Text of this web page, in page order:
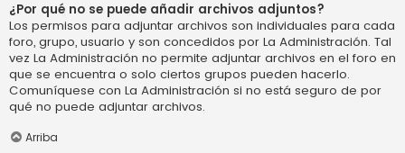
¿Por qué no se puede añadir archivos adjuntos?
Los permisos para adjuntar archivos son individuales para cada
foro, grupo, usuario y son concedidos por La Administración. Tal
vez La Administración no permite adjuntar archivos en el foro en
que se encuentra o solo ciertos grupos pueden hacerlo.
Comuníquese con La Administración si no está seguro de por
qué no puede adjuntar archivos.
Arriba